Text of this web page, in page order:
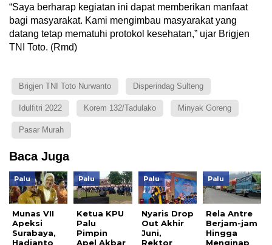
“Saya berharap kegiatan ini dapat memberikan manfaat
bagi masyarakat. Kami mengimbau masyarakat yang
datang tetap mematuhi protokol kesehatan,” ujar Brigjen
TNI Toto. (Rmd)
Brigjen TNI Toto Nurwanto Disperindag Sulteng
Idulfitri 2022 Korem 132/Tadulako Minyak Goreng
Pasar Murah
Baca Juga
Palu
Munas VII
Apeksi
Surabaya,
Hadianto
Palu
Ketua KPU
Palu
Pimpin
Apel Akbar
Palu
Nyaris Drop
Out Akhir
Juni,
Rektor
Palu
Rela Antre
Berjam-jam
Hingga
Menginap